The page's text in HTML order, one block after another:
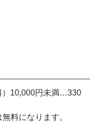
）10,000円未満…330
料になります。